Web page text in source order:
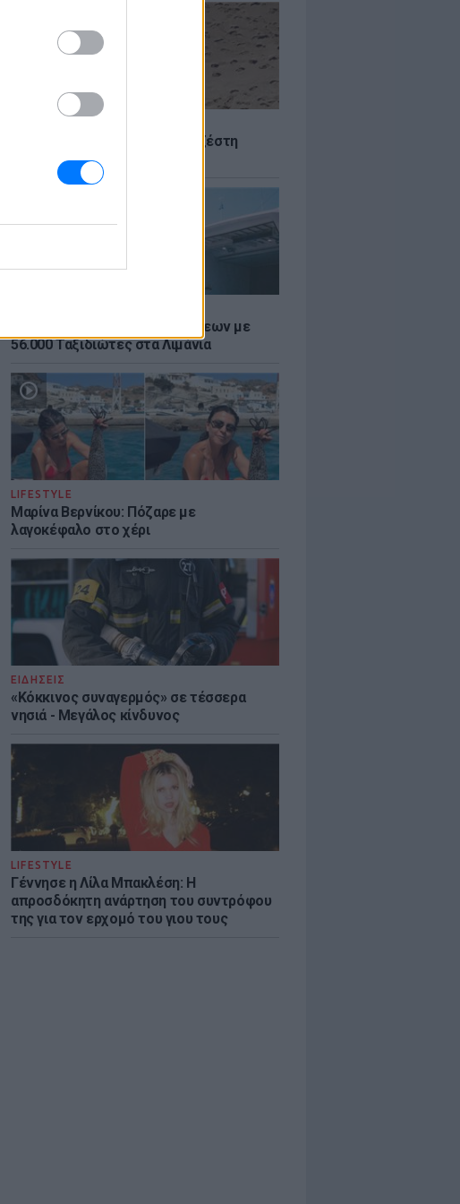
Καιρός: Πού θα «χτυπήσει» η ζέστη
Αύγουστος: Ρεκόρ Αναχωρήσεων με
56.000 Ταξιδιώτες στα Λιμάνια
LIFESTYLE
Μαρίνα Βερνίκου: Πόζαρε με
λαγοκέφαλο στο χέρι
ΕΙΔΗΣΕΙΣ
«Κόκκινος συναγερμός» σε τέσσερα
νησιά - Μεγάλος κίνδυνος
LIFESTYLE
Γέννησε η Λίλα Μπακλέση: Η
απροσδόκητη ανάρτηση του συντρόφου
της για τον ερχομό του γιου τους